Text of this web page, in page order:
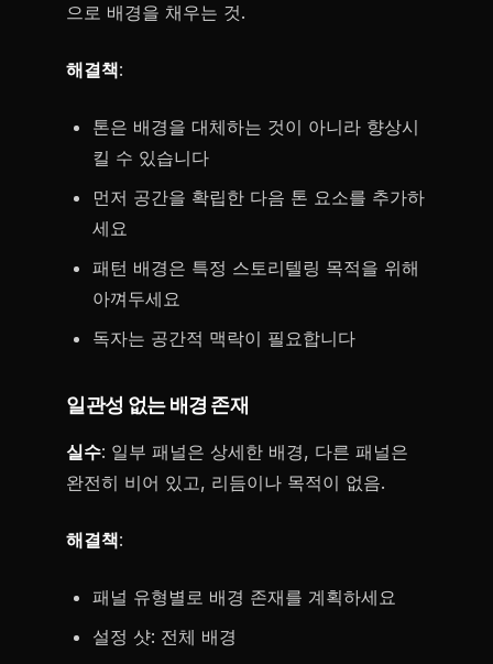
으로 배경을 채우는 것.
해결책:
톤은 배경을 대체하는 것이 아니라 향상시
킬 수 있습니다
먼저 공간을 확립한 다음 톤 요소를 추가하
세요
패턴 배경은 특정 스토리텔링 목적을 위해
아껴두세요
독자는 공간적 맥락이 필요합니다
일관성 없는 배경 존재
실수: 일부 패널은 상세한 배경, 다른 패널은
완전히 비어 있고, 리듬이나 목적이 없음.
해결책:
패널 유형별로 배경 존재를 계획하세요
설정 샷: 전체 배경